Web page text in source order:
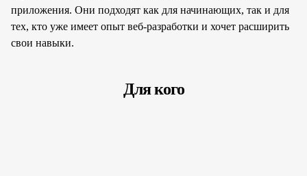
приложения. Они подходят как для начинающих, так и для
тех, кто уже имеет опыт веб-разработки и хочет расширить
свои навыки.
Для кого